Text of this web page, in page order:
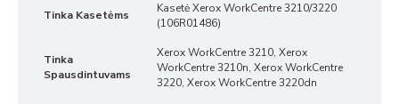
Tinka Kasetėms
Kasetė Xerox WorkCentre 3210/3220
(106R01486)
Tinka
Spausdintuvams
Xerox WorkCentre 3210, Xerox
WorkCentre 3210n, Xerox WorkCentre
3220, Xerox WorkCentre 3220dn